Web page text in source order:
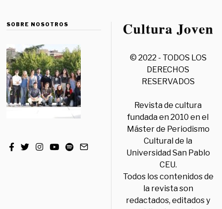
SOBRE NOSOTROS
© 2022 - TODOS LOS
DERECHOS
RESERVADOS
Revista de cultura
fundada en 2010 en el
Máster de Periodismo
Cultural de la
Universidad San Pablo
CEU.
Todos los contenidos de
la revista son
redactados, editados y